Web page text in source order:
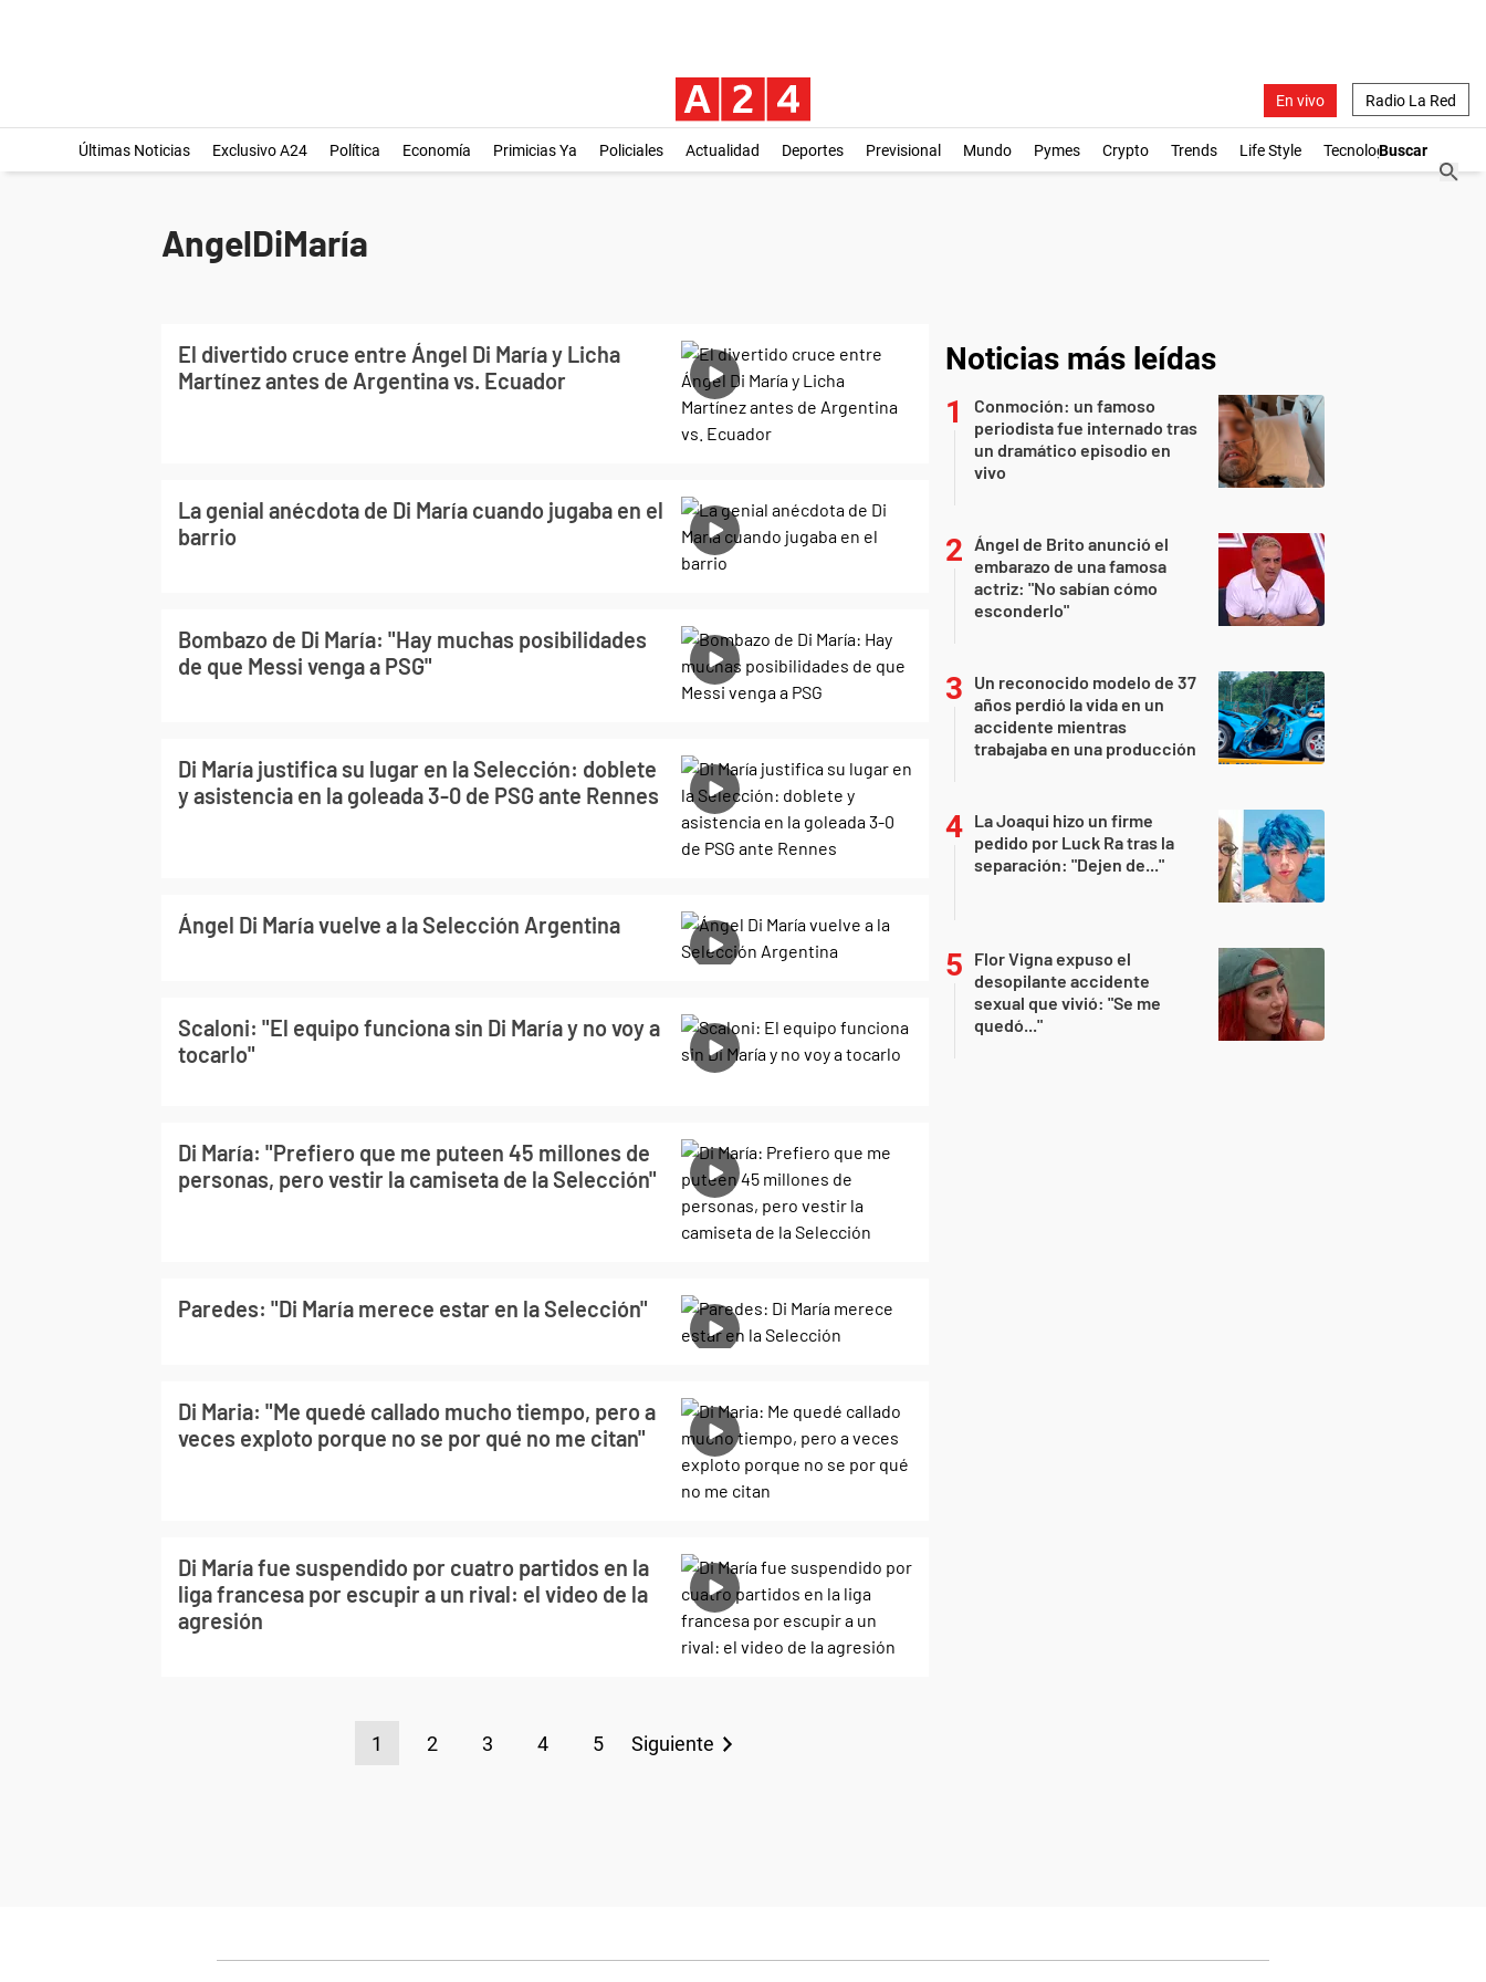
En vivo Radio La Red
Últimas Noticias Exclusivo A24 Política Economía Primicias Ya Policiales Actualidad Deportes Previsional Mundo Pymes Crypto Trends Life Style Tecnología
AngelDiMaría
El divertido cruce entre Ángel Di María y Licha
Martínez antes de Argentina vs. Ecuador
La genial anécdota de Di María cuando jugaba en el
barrio
Bombazo de Di María: "Hay muchas posibilidades
de que Messi venga a PSG"
Di María justifica su lugar en la Selección: doblete
y asistencia en la goleada 3-0 de PSG ante Rennes
Ángel Di María vuelve a la Selección Argentina
Scaloni: "El equipo funciona sin Di María y no voy a
tocarlo"
Di María: "Prefiero que me puteen 45 millones de
personas, pero vestir la camiseta de la Selección"
Paredes: "Di María merece estar en la Selección"
Di Maria: "Me quedé callado mucho tiempo, pero a
veces exploto porque no se por qué no me citan"
Di María fue suspendido por cuatro partidos en la
liga francesa por escupir a un rival: el video de la
agresión
1 2 3 4 5 Siguiente
Noticias más leídas
Conmoción: un famoso
periodista fue internado tras
un dramático episodio en
vivo
Ángel de Brito anunció el
embarazo de una famosa
actriz: "No sabían cómo
esconderlo"
Un reconocido modelo de 37
años perdió la vida en un
accidente mientras
trabajaba en una producción
La Joaqui hizo un firme
pedido por Luck Ra tras la
separación: "Dejen de..."
Flor Vigna expuso el
desopilante accidente
sexual que vivió: "Se me
quedó..."